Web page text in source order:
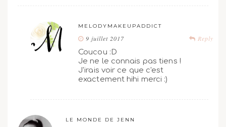
MELODYMAKEUPADDICT
Reply
9 juillet 2017
Coucou :D
Je ne le connais pas tiens !
J'irais voir ce que c'est
exactement hihi merci :)
LE MONDE DE JENN